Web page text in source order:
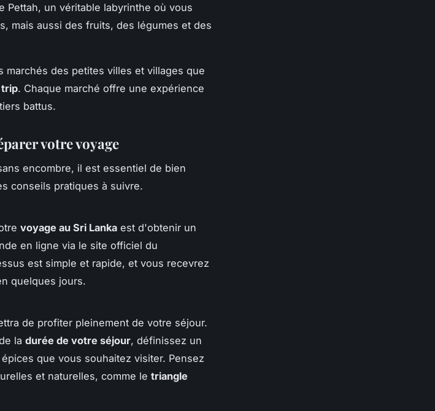
Pettah, un véritable labyrinthe où vous
mais aussi des fruits, des légumes et des
marchés des petites villes et villages que
trip. Chaque marché offre une expérience
battus.
votre voyage
encombre, il est essentiel de bien
conseils pratiques à suivre.
voyage au Sri Lanka est d'obtenir un
en ligne via le site officiel du
est simple et rapide, et vous recevrez
quelques jours.
de profiter pleinement de votre séjour.
la durée de votre séjour, définissez un
que vous souhaitez visiter. Pensez
et naturelles, comme le triangle